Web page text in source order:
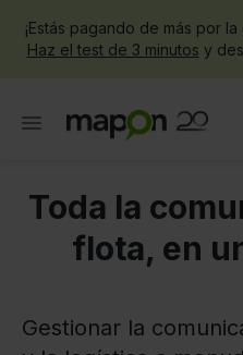
¡Estás pagando de más por
Haz el test de 3 minutos y
Toda la
flota, en
Gestionar la